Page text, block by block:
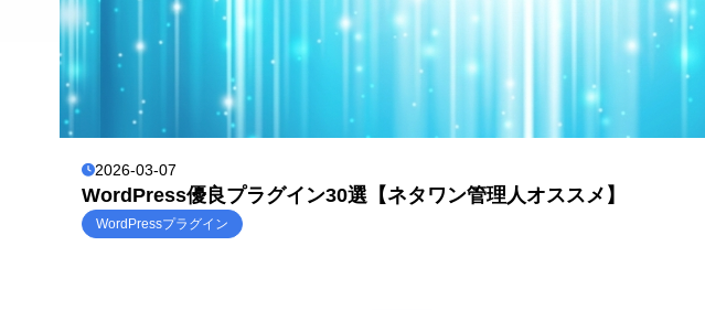
2026-03-07
WordPress優良プラグイン30選【ネタワン管理人オススメ】
WordPressプラグイン